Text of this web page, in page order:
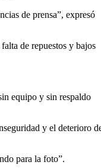
de prensa”, expresó
de repuestos y bajos
equipo y sin respaldo
y el deterioro
para la foto”.